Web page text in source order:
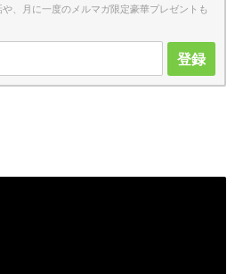
、月に一度のメルマガ限定豪華プレゼントも
登録